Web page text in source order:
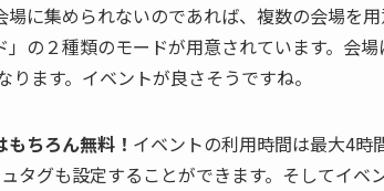
に集められないのであれば、複数の会場を用
の２種類のモードが用意されています。会場
ります。イベントが良さそうですね。
ちろん無料！ イベントの利用時間は最大4時
グも設定することができます。そしてイベ